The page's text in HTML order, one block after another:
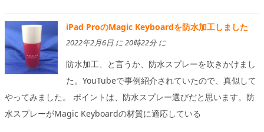
iPad ProのMagic Keyboardを防水加工しました
2022年2月6日 に 20時22分 に
防水加工、と言うか、防水スプレーを吹きかけまし
た。YouTubeで事例紹介されていたので、真似して
やってみました。 ポイントは、防水スプレー選びだと思います。防
水スプレーがMagic Keyboardの材質に適応している